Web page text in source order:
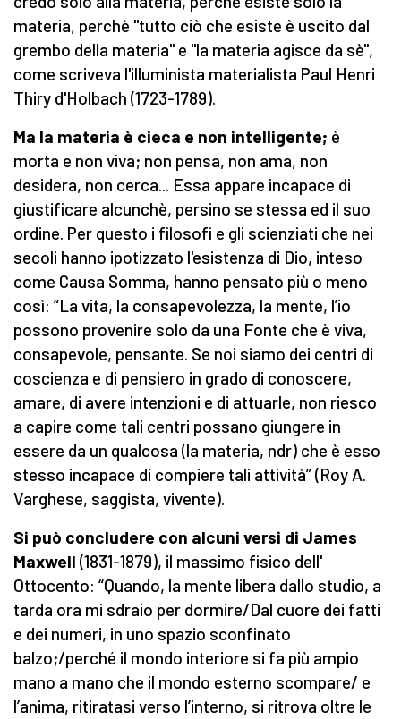
materia, perchè "tutto ciò che esiste è uscito dal
grembo della materia" e "la materia agisce da sè",
come scriveva l'illuminista materialista Paul Henri
Thiry d'Holbach (1723-1789).
Ma la materia è cieca e non intelligente; è
morta e non viva; non pensa, non ama, non
desidera, non cerca... Essa appare incapace di
giustificare alcunchè, persino se stessa ed il suo
ordine. Per questo i filosofi e gli scienziati che nei
secoli hanno ipotizzato l'esistenza di Dio, inteso
come Causa Somma, hanno pensato più o meno
così: “La vita, la consapevolezza, la mente, l’io
possono provenire solo da una Fonte che è viva,
consapevole, pensante. Se noi siamo dei centri di
coscienza e di pensiero in grado di conoscere,
amare, di avere intenzioni e di attuarle, non riesco
a capire come tali centri possano giungere in
essere da un qualcosa (la materia, ndr) che è esso
stesso incapace di compiere tali attività” (Roy A.
Varghese, saggista, vivente).
Si può concludere con alcuni versi di James
Maxwell (1831-1879), il massimo fisico dell'
Ottocento: “Quando, la mente libera dallo studio, a
tarda ora mi sdraio per dormire/Dal cuore dei fatti
e dei numeri, in uno spazio sconfinato
balzo;/perché il mondo interiore si fa più ampio
mano a mano che il mondo esterno scompare/ e
l’anima, ritiratasi verso l’interno, si ritrova oltre le